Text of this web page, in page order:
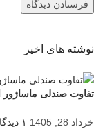
نوشته های اخیر
تفاوت صندلی ماساژور
خرداد 28, 1405 ۱ دیدگاه